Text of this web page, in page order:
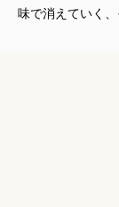
味で消えていく